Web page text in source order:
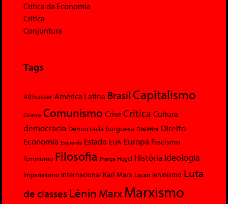
Crítica da Economia
Crítica
Conjuntura
Tags
Althusser América Latina Brasil Capitalismo
Cinema Comunismo Crise Crítica Cultura
democracia Democracia burguesa Dialética Direito
Economia Esquerda Estado EUA Europa Fascismo
feminismo Filosofia França Hegel História Ideologia
Imperialismo Internacional Karl Marx Lacan leninismo Luta
de classesLênin MarxMarxismo